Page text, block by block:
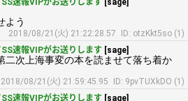
速報VIPがお送りします [sage]
よう
2018/08/21(火) 21:22:28.57
ID: otzKkt5so (1)
速報VIPがお送りします [sage]
二次上海事変の本を読ませて落ち着か
2018/08/21(火) 21:59:45.95
ID: 9pvTUXkDO (1)
速報VIPがお送りします [sage]